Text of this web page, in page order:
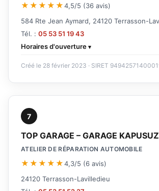
★★★★★4,5/5 (36 avis)
584 Rte Jean Aymard, 24120 Terrasson-
Tél. : 05 53 51 19 43
Horaires d'ouverture
Créé le 28 février 2023 · SIRET
7
TOP GARAGE – GARAGE KAPUSUZ
ATELIER DE RÉPARATION AUTOMOBILE
★★★★★4,3/5 (6 avis)
24120 Terrasson-Lavilledieu